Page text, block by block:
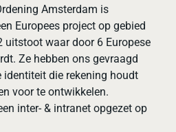
Amsterdam is
Europees project op gebied
uitstoot waar door 6 Europese
Ze hebben ons gevraagd
identiteit die rekening houdt
voor te ontwikkelen.
inter- & intranet opgezet op